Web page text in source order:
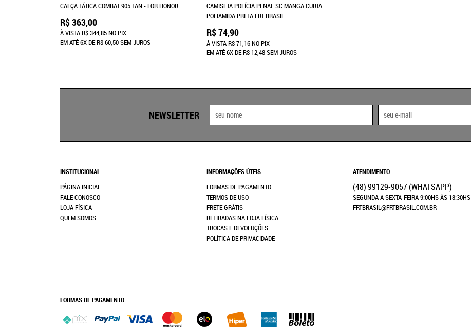
CALÇA TÁTICA COMBAT 905 TAN - FOR HONOR
R$ 363,00
À VISTAR$ 344,85NO PIX
EM ATÉ6XDER$ 60,50SEM JUROS
CAMISETA POLÍCIA PENAL SC MANGA CURTA
POLIAMIDA PRETA FRT BRASIL
R$ 74,90
À VISTAR$ 71,16NO PIX
EM ATÉ6XDER$ 12,48SEM JUROS
NEWSLETTER
INSTITUCIONAL
PÁGINA INICIAL
FALE CONOSCO
LOJA FÍSICA
QUEM SOMOS
INFORMAÇÕES ÚTEIS
FORMAS DE PAGAMENTO
TERMOS DE USO
FRETE GRÁTIS
RETIRADAS NA LOJA FÍSICA
TROCAS E DEVOLUÇÕES
POLÍTICA DE PRIVACIDADE
ATENDIMENTO
(48)99129-9057(WHATSAPP)
SEGUNDA A SEXTA-FEIRA 9:00HS ÀS 18:30HS
FRTBRASIL@FRTBRASIL.COM.BR
FORMAS DE PAGAMENTO